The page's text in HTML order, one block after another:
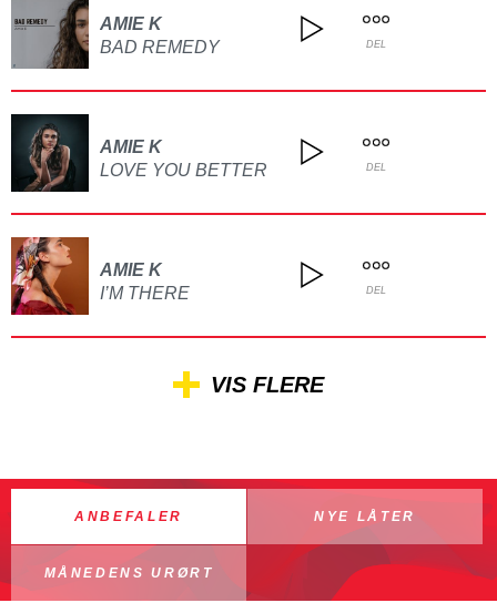
AMIE K
BAD REMEDY
DEL
AMIE K
LOVE YOU BETTER
DEL
AMIE K
I’M THERE
DEL
VIS FLERE
ANBEFALER NYE LÅTER
MÅNEDENS URØRT